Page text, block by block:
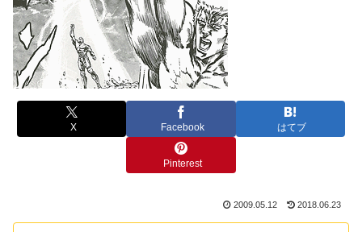
X Facebook はてブ
Pinterest
2009.05.12 2018.06.23